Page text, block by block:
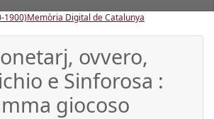
1900)Memòria Digital de Catalunya
ovvero,
e Sinforosa :
giocoso